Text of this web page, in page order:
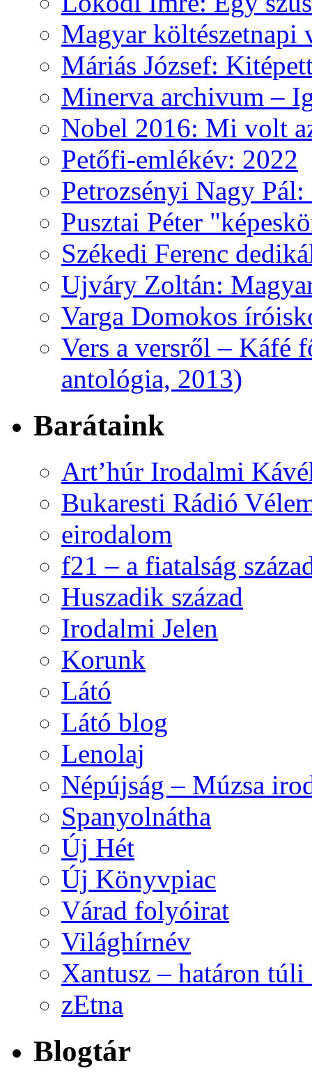
Magyar költészetnapi
Máriás József:
Minerva archivum –
Nobel 2016: Mi volt
Petőfi-emlékév: 2022
Petrozsényi Nagy
Pusztai Péter
Székedi Ferenc
Ujváry Zoltán:
Varga Domokos
Vers a versről – Káfé
antológia, 2013)
Barátaink
Art’húr Irodalmi
Bukaresti Rádió
eirodalom
f21 – a fiatalság
Huszadik század
Irodalmi Jelen
Korunk
Látó
Látó blog
Lenolaj
Népújság – Múzsa
Spanyolnátha
Új Hét
Új Könyvpiac
Várad folyóirat
Világhírnév
Xantusz – határon
zEtna
Blogtár